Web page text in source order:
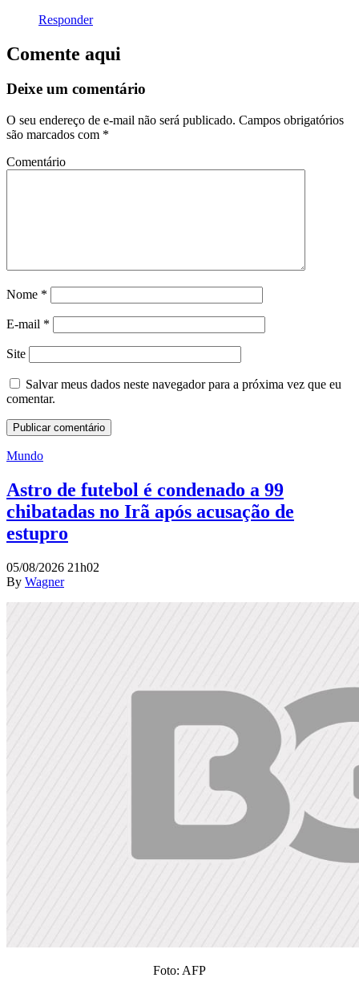
Responder
Comente aqui
Deixe um comentário
O seu endereço de e-mail não será publicado. Campos obrigatórios
são marcados com *
Comentário
Nome *
E-mail *
Site
Salvar meus dados neste navegador para a próxima vez que eu
comentar.
Mundo
Astro de futebol é condenado a 99
chibatadas no Irã após acusação de
estupro
05/08/2026 21h02
By Wagner
Foto: AFP